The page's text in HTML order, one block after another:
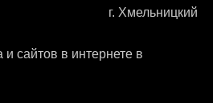
г. Хмельницкий
сайтов в интернете в